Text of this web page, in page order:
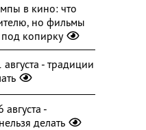
в кино: что
но фильмы
копирку
- традиции
-
делать